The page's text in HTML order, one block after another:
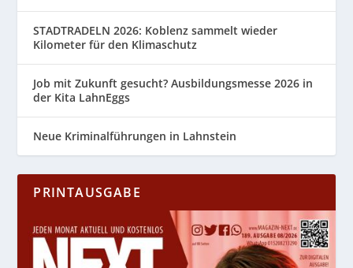
STADTRADELN 2026: Koblenz sammelt wieder
Kilometer für den Klimaschutz
Job mit Zukunft gesucht? Ausbildungsmesse 2026 in
der Kita LahnEggs
Neue Kriminalführungen in Lahnstein
PRINTAUSGABE